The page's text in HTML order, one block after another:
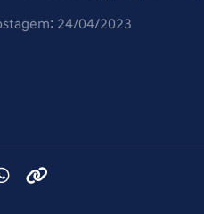
24/04/2023